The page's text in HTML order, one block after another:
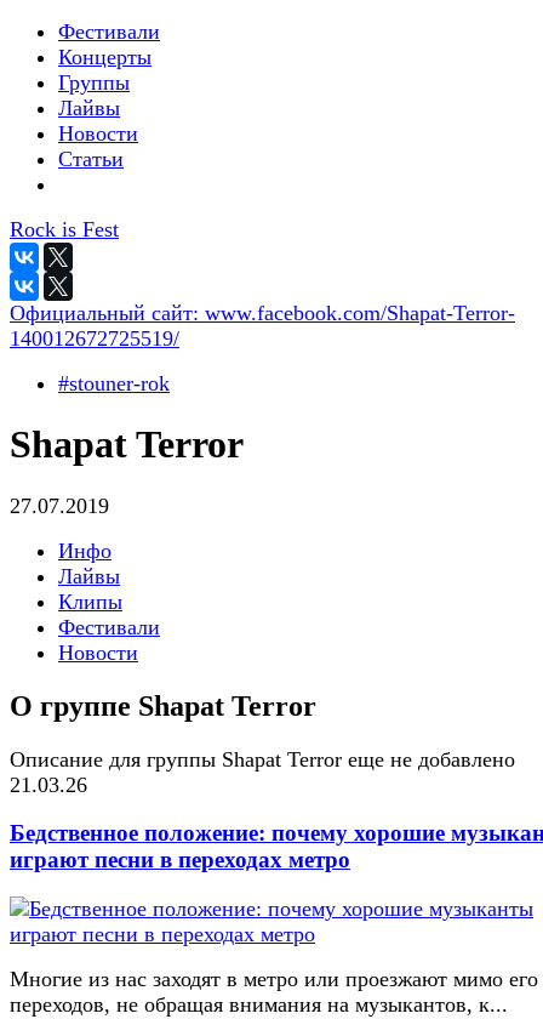
Фестивали
Концерты
Группы
Лайвы
Новости
Статьи
Rock is Fest
Официальный сайт: www.facebook.com/Shapat-Terror-
140012672725519/
#stouner-rok
Shapat Terror
27.07.2019
Инфо
Лайвы
Клипы
Фестивали
Новости
О группе Shapat Terror
Описание для группы Shapat Terror еще не добавлено
21.03.26
Бедственное положение: почему хорошие
играют песни в переходах метро
Многие из нас заходят в метро или проезжают мимо его
переходов, не обращая внимания на музыкантов, к...